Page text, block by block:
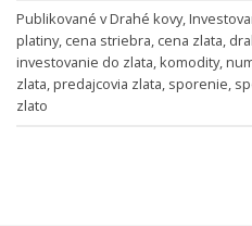
Publikované vDrahé kovy,
platiny, cena striebra, cena zlata,
investovanie do zlata,komodity,
zlata,predajcovia zlata, sporenie,
zlato